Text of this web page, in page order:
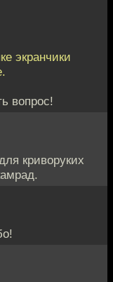
экранчики
вопрос!
криворуких